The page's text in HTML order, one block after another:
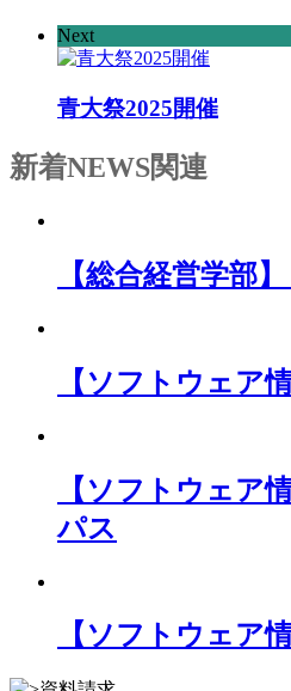
Next
青大祭2025開催
新着NEWS関連
【総合経営学部
【ソフトウェア
【ソフトウェア
パス
【ソフトウェア